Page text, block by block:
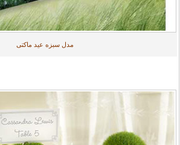
مدل سبزه عید ماکتی